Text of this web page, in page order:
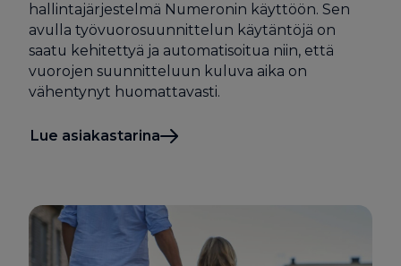
hallintajärjestelmä Numeronin käyttöön. Sen
avulla työvuorosuunnittelun käytäntöjä on
saatu kehitettyä ja automatisoitua niin, että
vuorojen suunnitteluun kuluva aika on
vähentynyt huomattavasti.
Lue asiakastarina